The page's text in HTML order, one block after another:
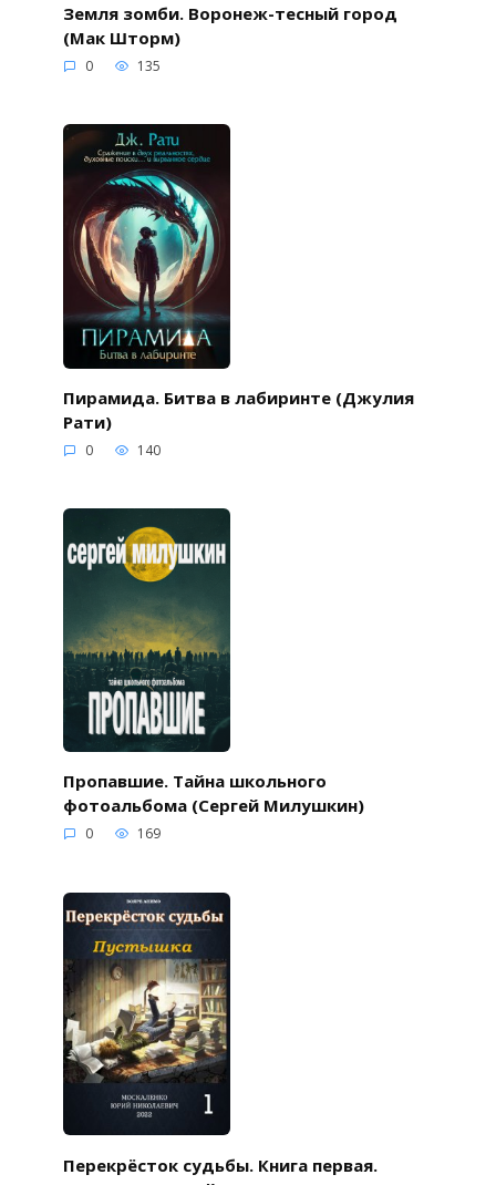
Земля зомби. Воронеж-тесный город
(Мак Шторм)
0 135
Пирамида. Битва в лабиринте (Джулия
Рати)
0 140
Пропавшие. Тайна школьного
фотоальбома (Сергей Милушкин)
0 169
Перекрёсток судьбы. Книга первая.